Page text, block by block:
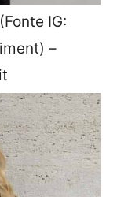
IG:
–